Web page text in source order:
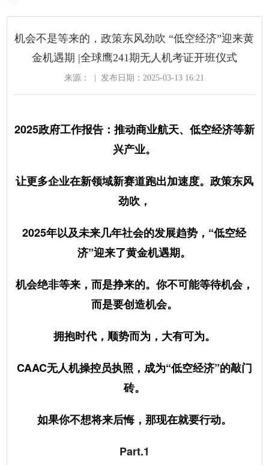
机会不是等来的，政策东风劲吹 “低空经济”迎来黄
金机遇期 |全球鹰241期无人机考证开班仪式
来源： 发布日期：2025-03-13 16:21
2025政府工作报告：推动商业航天、低空经济等新
兴产业。
让更多企业在新领域新赛道跑出加速度。政策东风
劲吹，
2025年以及未来几年社会的发展趋势，“低空经
济”迎来了黄金机遇期。
机会绝非等来，而是挣来的。你不可能等待机会，
而是要创造机会。
拥抱时代，顺势而为，大有可为。
CAAC无人机操控员执照，成为“低空经济”的敲门
砖。
如果你不想将来后悔，那现在就要行动。
Part.1